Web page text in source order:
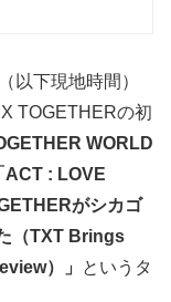
以下現地時間）
TOGETHERの初
WORLD
ACT : LOVE
がシカゴ
（TXT Brings
）」
というタ